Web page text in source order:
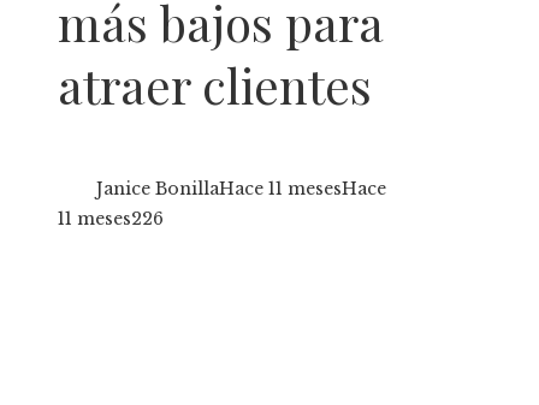
más bajos para
atraer clientes
Janice BonillaHace 11 mesesHace
11 meses226